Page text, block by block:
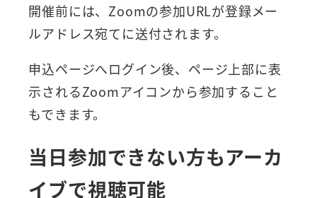
開催前には、Zoomの参加URLが登録メー
ルアドレス宛てに送付されます。
申込ページへログイン後、ページ上部に表
示されるZoomアイコンから参加すること
もできます。
当日参加できない方もアーカ
イブで視聴可能